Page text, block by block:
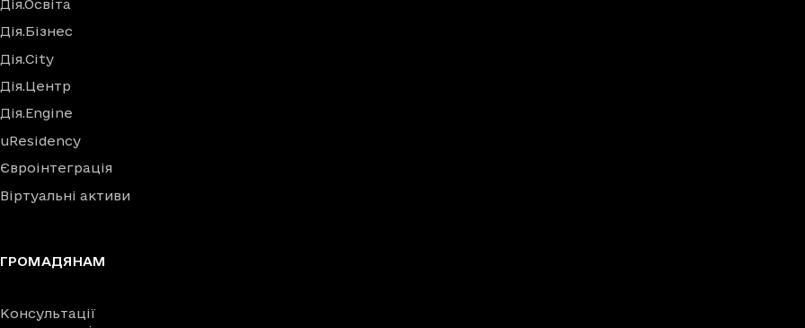
Дія.Освіта
Дія.Бізнес
Дія.City
Дія.Центр
Дія.Engine
uResidency
Євроінтеграція
Віртуальні активи
ГРОМАДЯНАМ
Консультації